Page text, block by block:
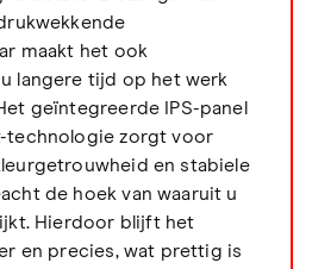
maakt het ook
langere tijd op het werk
geïntegreerde IPS-panel
technologie zorgt voor
en stabiele
de hoek van waaruit u
Hierdoor blijft het
en precies, wat prettig is